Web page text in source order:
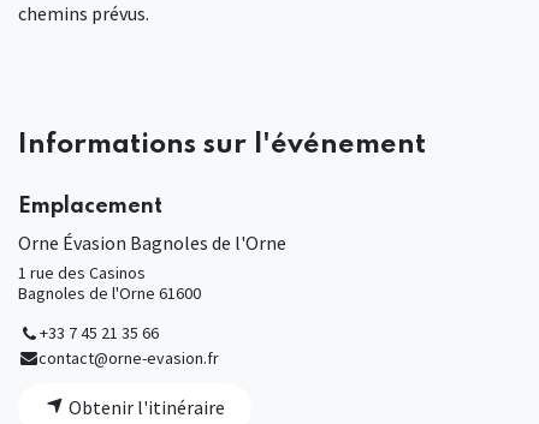
chemins prévus.
Informations sur l'événement
Emplacement
Orne Évasion Bagnoles de l'Orne
1 rue des Casinos
Bagnoles de l'Orne 61600
+33 7 45 21 35 66
contact@orne-evasion.fr
Obtenir l'itinéraire